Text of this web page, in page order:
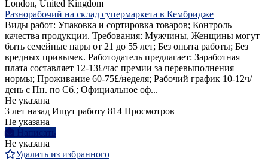
London, United Kingdom
Разнорабочий на склад супермаркета в Кембридже
Виды работ: Упаковка и сортировка товаров; Контроль
качества продукции. Требования: Мужчины, Женщины могут
быть семейные пары от 21 до 55 лет; Без опыта работы; Без
вредных привычек. Работодатель предлагает: Заработная
плата составляет 12-13£/час премии за перевыполнения
нормы; Проживание 60-75£/неделя; Рабочий график 10-12ч/
день с Пн. по Сб.; Официальное оф...
Не указана
3 лет назад Ищут работу 814 Просмотров
Не указана
Написать
Не указана
Удалить из избранного